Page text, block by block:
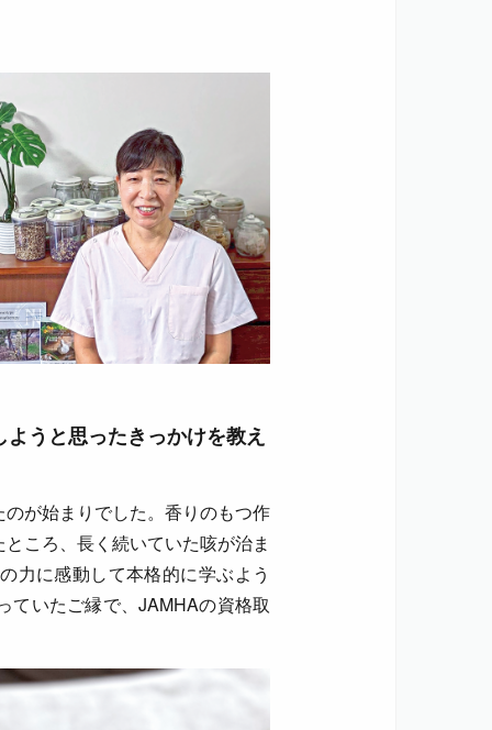
うと思ったきっかけを教え
が始まりでした。香りのもつ作
ころ、長く続いていた咳が治ま
力に感動して本格的に学ぶよう
ていたご縁で、JAMHAの資格取